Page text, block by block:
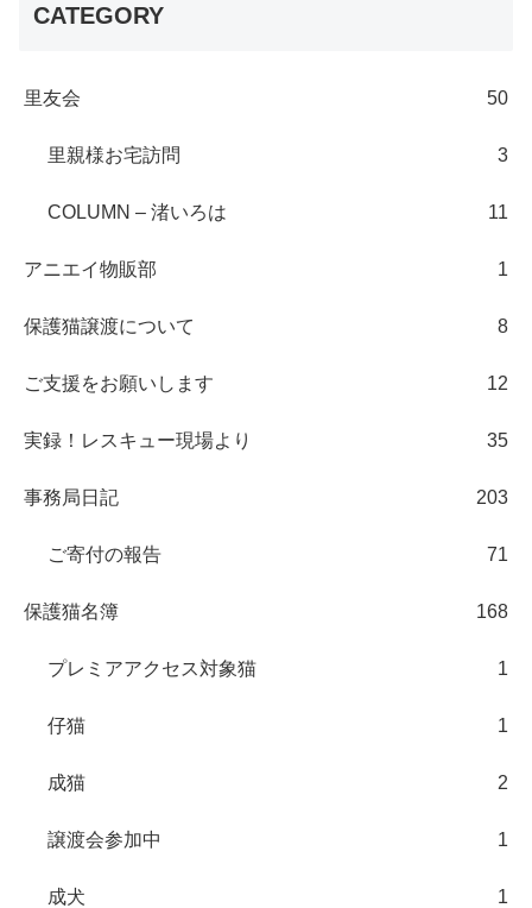
CATEGORY
里友会 50
里親様お宅訪問 3
COLUMN – 渚いろは 11
アニエイ物販部 1
保護猫譲渡について 8
ご支援をお願いします 12
実録！レスキュー現場より 35
事務局日記 203
ご寄付の報告 71
保護猫名簿 168
プレミアアクセス対象猫 1
仔猫 1
成猫 2
譲渡会参加中 1
成犬 1